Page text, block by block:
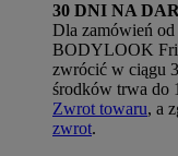
30 DNI NA
Dla zamówień
BODYLOOK
zwrócić w ciągu
środków trwa do
Zwrot towaru, a
zwrot.